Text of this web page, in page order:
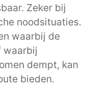
Zeker bij
noodsituaties.
waarbij de
waarbij
dempt, kan
bieden.